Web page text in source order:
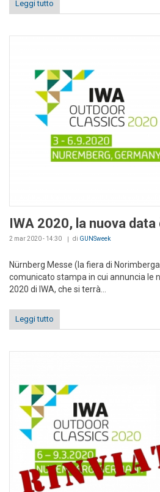
Leggi tutto
IWA 2020, la nuova
2 mar 2020 - 14:30 di GUNSweek
Nürnberg Messe (la fiera di
comunicato stampa in cui annuncia le
2020 di IWA, che si terrà...
Leggi tutto